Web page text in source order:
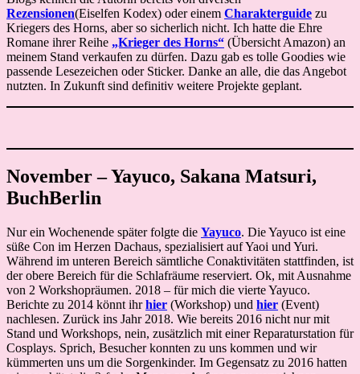
Rezensionen(Eiselfen Kodex) oder einem Charakterguide zu
Kriegers des Horns, aber so sicherlich nicht. Ich hatte die Ehre
Romane ihrer Reihe „Krieger des Horns“ (Übersicht Amazon) an
meinem Stand verkaufen zu dürfen. Dazu gab es tolle Goodies wie
passende Lesezeichen oder Sticker. Danke an alle, die das Angebot
nutzten. In Zukunft sind definitiv weitere Projekte geplant.
November – Yayuco, Sakana Matsuri,
BuchBerlin
Nur ein Wochenende später folgte die Yayuco. Die Yayuco ist eine
süße Con im Herzen Dachaus, spezialisiert auf Yaoi und Yuri.
Während im unteren Bereich sämtliche Conaktivitäten stattfinden, ist
der obere Bereich für die Schlafräume reserviert. Ok, mit Ausnahme
von 2 Workshopräumen. 2018 – für mich die vierte Yayuco.
Berichte zu 2014 könnt ihrhier (Workshop) und hier (Event)
nachlesen. Zurück ins Jahr 2018. Wie bereits 2016 nicht nur mit
Stand und Workshops, nein, zusätzlich mit einer Reparaturstation für
Cosplays. Sprich, Besucher konnten zu uns kommen und wir
kümmerten uns um die Sorgenkinder. Im Gegensatz zu 2016 hatten